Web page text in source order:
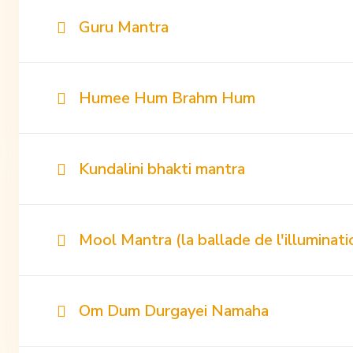
Guru Mantra
Humee Hum Brahm Hum
Kundalini bhakti mantra
Mool Mantra (la ballade de
Om Dum Durgayei Namaha